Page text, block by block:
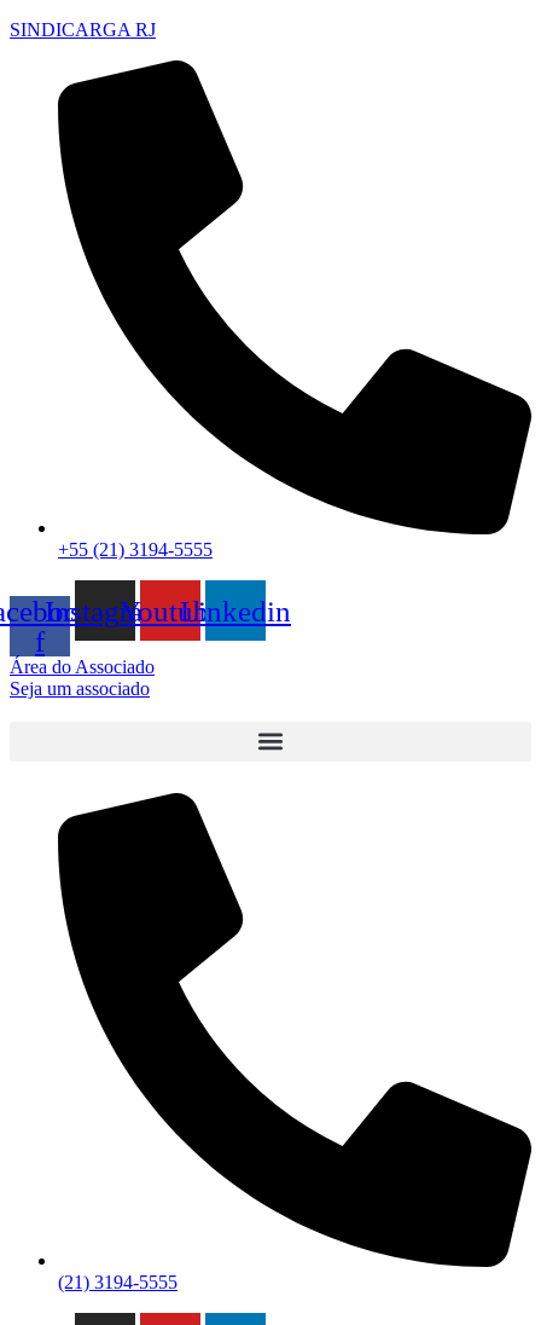
SINDICARGA RJ
+55 (21) 3194-5555
f
InstagramYoutubeLinkedin
Área do Associado
Seja um associado
(21) 3194-5555